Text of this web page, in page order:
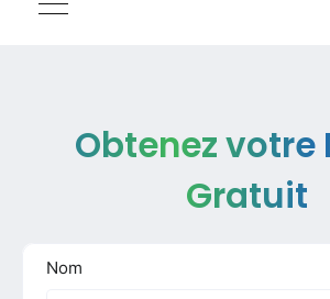
Obtenez votre
Gratuit